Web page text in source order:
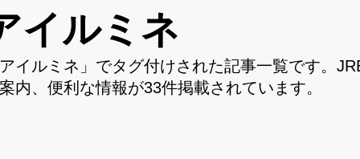
イルミネ
イルミネ」でタグ付けされた記事一覧です。
内、便利な情報が33件掲載されています。